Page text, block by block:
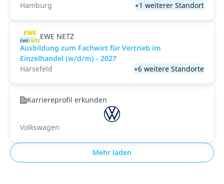
Hamburg
+1 weiterer Standort
EWE NETZ
Ausbildung zum Fachwirt für Vertrieb im
Einzelhandel (w/d/m) - 2027
Harsefeld
+6 weitere Standorte
Karriereprofil erkunden
Volkswagen
Mehr laden